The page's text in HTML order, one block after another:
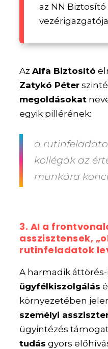
az NN
vezérigazgatója
AzAlfa Biztosító
Zatykó Péter
megoldásokat
egyik pillérének:
a
kollégák az
munkára
3. AI a
asszisztensek,
rutinfeladatok
A harmadik
ügyfélkiszolgálás
környezetében
személyi
ügyintézés
tudás gyors